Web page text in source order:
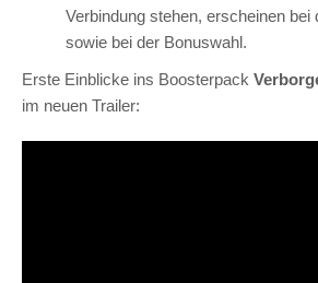
Verbindung stehen, erscheinen bei
sowie bei der Bonuswahl.
Erste Einblicke ins Boosterpack
im neuen Trailer: